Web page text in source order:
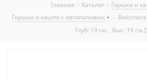
Сравнение товаров
+7 (903) 795-92-42
Главная - Каталог - Горшки и
Горшки и кашпо с автополивом
-
Глуб: 19 см. , Выс: 19 см.))